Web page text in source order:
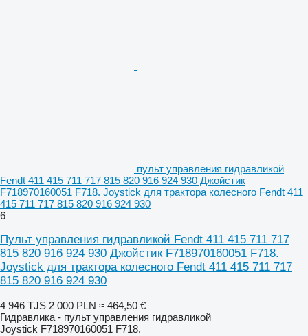
пульт управления гидравликой
Fendt 411 415 711 717 815 820 916 924 930 Джойстик
F718970160051 F718. Joystick для трактора колесного Fendt 411
415 711 717 815 820 916 924 930
6
Пульт управления гидравликой Fendt 411 415 711 717
815 820 916 924 930 Джойстик F718970160051 F718.
Joystick для трактора колесного Fendt 411 415 711 717
815 820 916 924 930
4 946 TJS 2 000 PLN ≈ 464,50 €
Гидравлика - пульт управления гидравликой
Joystick F718970160051 F718.